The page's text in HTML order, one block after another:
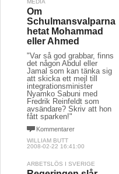
Om
Schulmansvalparna
hetat Mohammad
eller Ahmed
"Var så god grabbar, finns
det någon Abdul eller
Jamal som kan tänka sig
att skicka ett mejl till
integrationsminister
Nyamko Sabuni med
Fredrik Reinfeldt som
avsändare? Skriv att hon
fått sparken!"
Kommentarer
WILLIAM BUTT
2008-02-22 16:41:00
ARBETSLÖS I SVERIGE